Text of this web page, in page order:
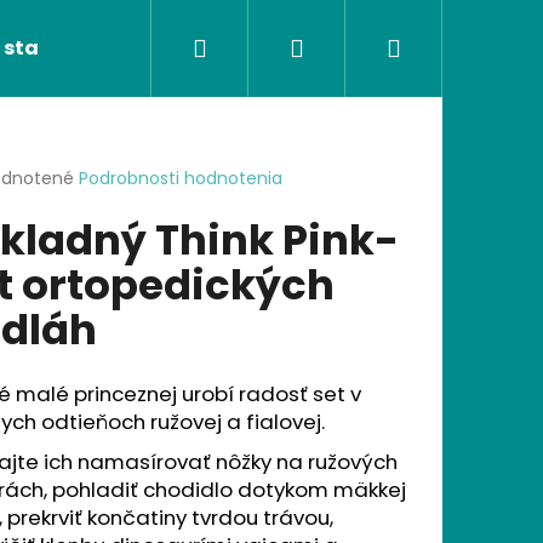
Ortopedické podložky
Hľadať PrihlásenieNákupný
Podrobnosti hodnotenia
Think Pink-
ortopedických
malé princeznej urobí radosť set v
odtieňoch ružovej a fialovej.
ich namasírovať nôžky na ružových
pohladiť chodidlo dotykom mäkkej
prekrviť končatiny tvrdou trávou,
Nasledujúce